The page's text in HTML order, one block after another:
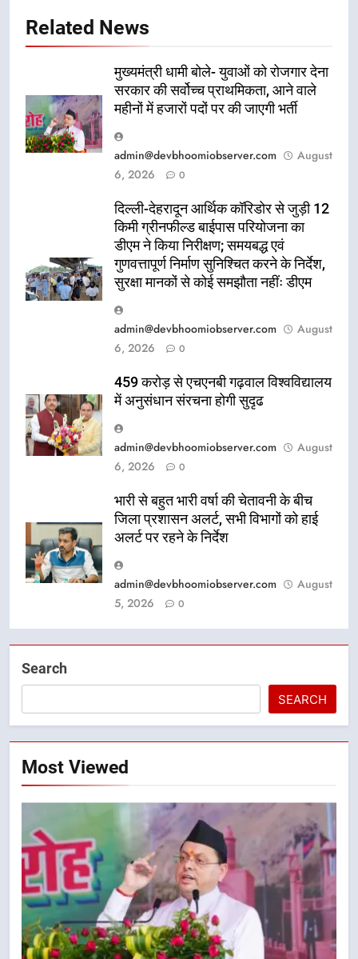
Related News
मुख्यमंत्री धामी बोले- युवाओं को रोजगार देना
सरकार की सर्वोच्च प्राथमिकता, आने वाले
महीनों में हजारों पदों पर की जाएगी भर्ती
admin@devbhoomiobserver.com
August
6, 2026
0
दिल्ली-देहरादून आर्थिक कॉरिडोर से जुड़ी 12
किमी ग्रीनफील्ड बाईपास परियोजना का
डीएम ने किया निरीक्षण; समयबद्ध एवं
गुणवत्तापूर्ण निर्माण सुनिश्चित करने के निर्देश,
सुरक्षा मानकों से कोई समझौता नहींः डीएम
admin@devbhoomiobserver.com
August
6, 2026
0
459 करोड़ से एचएनबी गढ़वाल विश्वविद्यालय
में अनुसंधान संरचना होगी सुदृढ
admin@devbhoomiobserver.com
August
6, 2026
0
भारी से बहुत भारी वर्षा की चेतावनी के बीच
जिला प्रशासन अलर्ट, सभी विभागों को हाई
अलर्ट पर रहने के निर्देश
admin@devbhoomiobserver.com
August
5, 2026
0
Search
SEARCH
Most Viewed
5